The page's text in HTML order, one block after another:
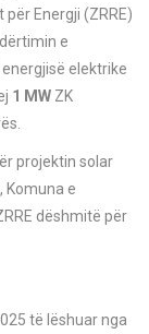
Energji (ZRRE)
e
elektrike
1 MW ZK
projektin solar
, Komuna e
dëshmitë për
të lëshuar nga